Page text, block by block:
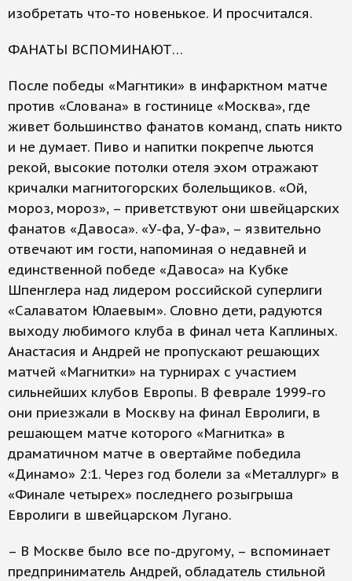
изобретать что-то новенькое. И просчитался.
ФАНАТЫ ВСПОМИНАЮТ…
После победы «Магнтики» в инфарктном матче
против «Слована» в гостинице «Москва», где
живет большинство фанатов команд, спать никто
и не думает. Пиво и напитки покрепче льются
рекой, высокие потолки отеля эхом отражают
кричалки магнитогорских болельщиков. «Ой,
мороз, мороз», – приветствуют они швейцарских
фанатов «Давоса». «У-фа, У-фа», – язвительно
отвечают им гости, напоминая о недавней и
единственной победе «Давоса» на Кубке
Шпенглера над лидером российской суперлиги
«Салаватом Юлаевым». Словно дети, радуются
выходу любимого клуба в финал чета Каплиных.
Анастасия и Андрей не пропускают решающих
матчей «Магнитки» на турнирах с участием
сильнейших клубов Европы. В феврале 1999-го
они приезжали в Москву на финал Евролиги, в
решающем матче которого «Магнитка» в
драматичном матче в овертайме победила
«Динамо» 2:1. Через год болели за «Металлург» в
«Финале четырех» последнего розыгрыша
Евролиги в швейцарском Лугано.
– В Москве было все по-другому, – вспоминает
предприниматель Андрей, обладатель стильной